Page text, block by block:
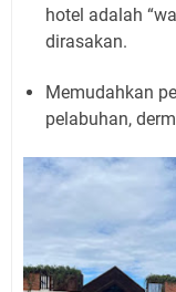
hotel adalah
dirasakan.
Memudahkan
pelabuhan,